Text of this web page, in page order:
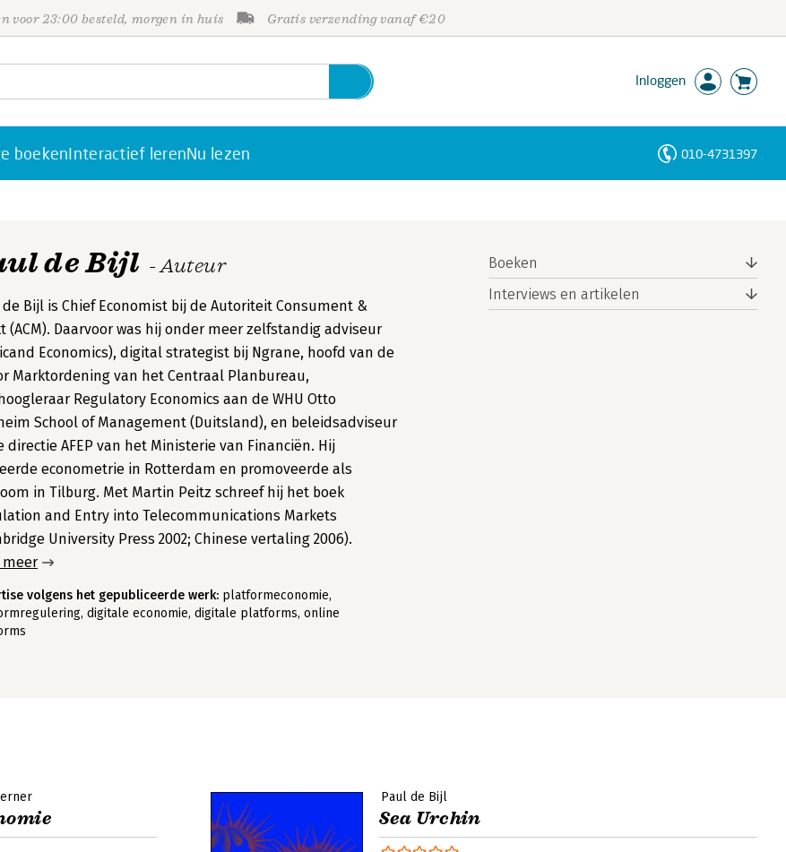
voor 23:00 besteld, morgen in huis Gratis verzending vanaf €20
Inloggen
boekenInteractief lerenNu lezen 010-4731397
de Bijl - Auteur
de Bijl is Chief Economist bij de Autoriteit Consument &
(ACM). Daarvoor was hij onder meer zelfstandig adviseur
Economics), digital strategist bij Ngrane, hoofd van de
Marktordening van het Centraal Planbureau,
Regulatory Economics aan de WHU Otto
School of Management (Duitsland), en beleidsadviseur
directie AFEP van het Ministerie van Financiën. Hij
econometrie in Rotterdam en promoveerde als
in Tilburg. Met Martin Peitz schreef hij het boek
and Entry into Telecommunications Markets
University Press 2002; Chinese vertaling 2006).
meer
volgens het gepubliceerde werk: platformeconomie,
digitale economie, digitale platforms, online
Boeken
Interviews en artikelen
Paul de Bijl
Sea Urchin
Personen